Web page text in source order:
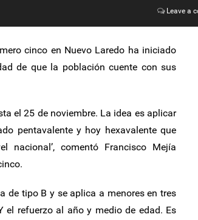
Leave a
cinco en Nuevo Laredo ha iniciado
de que la población cuente con sus
el 25 de noviembre. La idea es aplicar
pentavalente y hoy hexavalente que
nacional’, comentó Francisco Mejía
de tipo B y se aplica a menores en tres
el refuerzo al año y medio de edad. Es